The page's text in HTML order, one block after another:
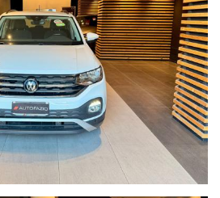
LEGA ,VOLANTE IN PELLE
CONTROLL ADATTIVO , DOPPIA
PRIVACY ,SPECCHIETTI CON
ED APERTURA E CHIUSURA
ISOFIX, COMPUTER A BORDO , 4
AUTOMATICO FARI , ANTIFURTO
REGOLABILE IN ALTEZZA ,
ANTICOLLISIONE
E SEGNALI STRADALI ,COMANDO
E TANTO ALTRO.....